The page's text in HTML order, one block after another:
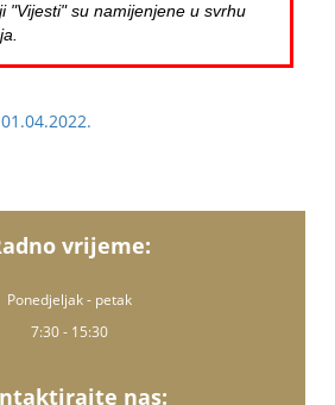
"Vijesti" su namijenjene u svrhu
vrijeme:
Ponedjeljak - petak
7:30 - 15:30
nas: